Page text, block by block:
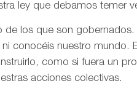
ley que debamos temer
los que son
conocéis nuestro mundo.
como si fuera un
acciones colectivas.